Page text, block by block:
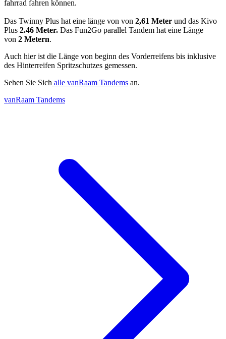
fahrrad fahren können.
Das Twinny Plus hat eine länge von von 2,61 Meter und das Kivo
Plus 2.46 Meter. Das Fun2Go parallel Tandem hat eine Länge
von 2 Metern.
Auch hier ist die Länge von beginn des Vorderreifens bis inklusive
des Hinterreifen Spritzschutzes gemessen.
Sehen Sie Sich alle vanRaam Tandems an.
vanRaam Tandems